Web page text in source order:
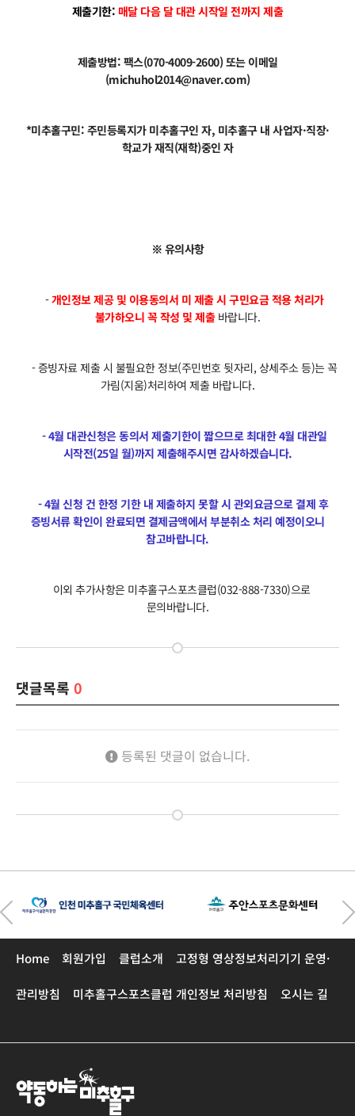
제출기한: 매달 다음 달 대관 시작일 전까지 제출
제출방법: 팩스(070-4009-2600) 또는 이메일
(michuhol2014@naver.com)
*미추홀구민: 주민등록지가 미추홀구인 자, 미추홀구 내 사업자·직장·
학교가 재직(재학)중인 자
※ 유의사항
-개인정보 제공 및 이용동의서 미 제출 시 구민요금 적용 처리가
불가하오니 꼭 작성 및 제출바랍니다.
- 증빙자료 제출 시 불필요한 정보(주민번호 뒷자리, 상세주소 등)는 꼭
가림(지움)처리하여 제출 바랍니다.
- 4월 대관신청은 동의서 제출기한이 짧으므로 최대한 4월 대관일
시작전(25일 월)까지 제출해주시면 감사하겠습니다.
- 4월 신청 건 한정 기한 내 제출하지 못할 시 관외요금으로 결제 후
증빙서류 확인이 완료되면 결제금액에서 부분취소 처리 예정이오니
참고바랍니다.
이외 추가사항은 미추홀구스포츠클럽(032-888-7330)으로
문의바랍니다.
댓글목록 0
등록된 댓글이 없습니다.
Home 회원가입 클럽소개 고정형 영상정보처리기기 운영·
관리방침 미추홀구스포츠클럽 개인정보 처리방침 오시는 길